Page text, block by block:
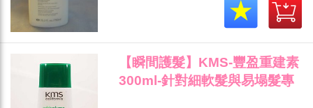
【瞬間護髮】KMS-豐盈重建素
300ml-針對細軟髮與易塌髮專